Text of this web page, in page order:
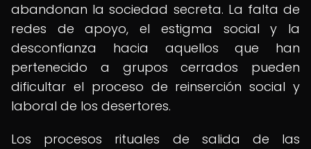
abandonan la sociedad secreta. La falta de
redes de apoyo, el estigma social y la
desconfianza hacia aquellos que han
pertenecido a grupos cerrados pueden
dificultar el proceso de reinserción social y
laboral de los desertores.
Los procesos rituales de salida de las